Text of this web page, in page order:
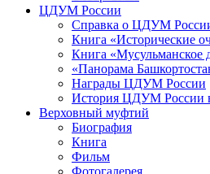
ЦДУМ России
Справка о ЦДУМ
Книга «Исторические
Книга «Мусульманское
«Панорама
Награды ЦДУМ России
История ЦДУМ России
Верховный муфтий
Биография
Книга
Фильм
Фотогалерея